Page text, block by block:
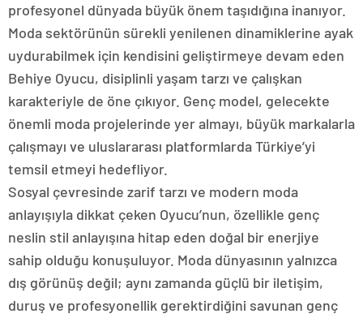
profesyonel dünyada büyük önem taşıdığına inanıyor.
Moda sektörünün sürekli yenilenen dinamiklerine ayak
uydurabilmek için kendisini geliştirmeye devam eden
Behiye Oyucu, disiplinli yaşam tarzı ve çalışkan
karakteriyle de öne çıkıyor. Genç model, gelecekte
önemli moda projelerinde yer almayı, büyük markalarla
çalışmayı ve uluslararası platformlarda Türkiye’yi
temsil etmeyi hedefliyor.
Sosyal çevresinde zarif tarzı ve modern moda
anlayışıyla dikkat çeken Oyucu’nun, özellikle genç
neslin stil anlayışına hitap eden doğal bir enerjiye
sahip olduğu konuşuluyor. Moda dünyasının yalnızca
dış görünüş değil; aynı zamanda güçlü bir iletişim,
duruş ve profesyonellik gerektirdiğini savunan genç